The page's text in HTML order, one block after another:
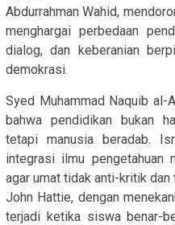
Abdurrahman Wahid,
menghargai perbedaan
dialog, dan keberanian
demokrasi.
Syed Muhammad Naquib al-
bahwa pendidikan bukan
tetapi manusia beradab.
integrasi ilmu pengetahuan
agar umat tidak anti-kritik dan
John Hattie, dengan
terjadi ketika siswa benar-